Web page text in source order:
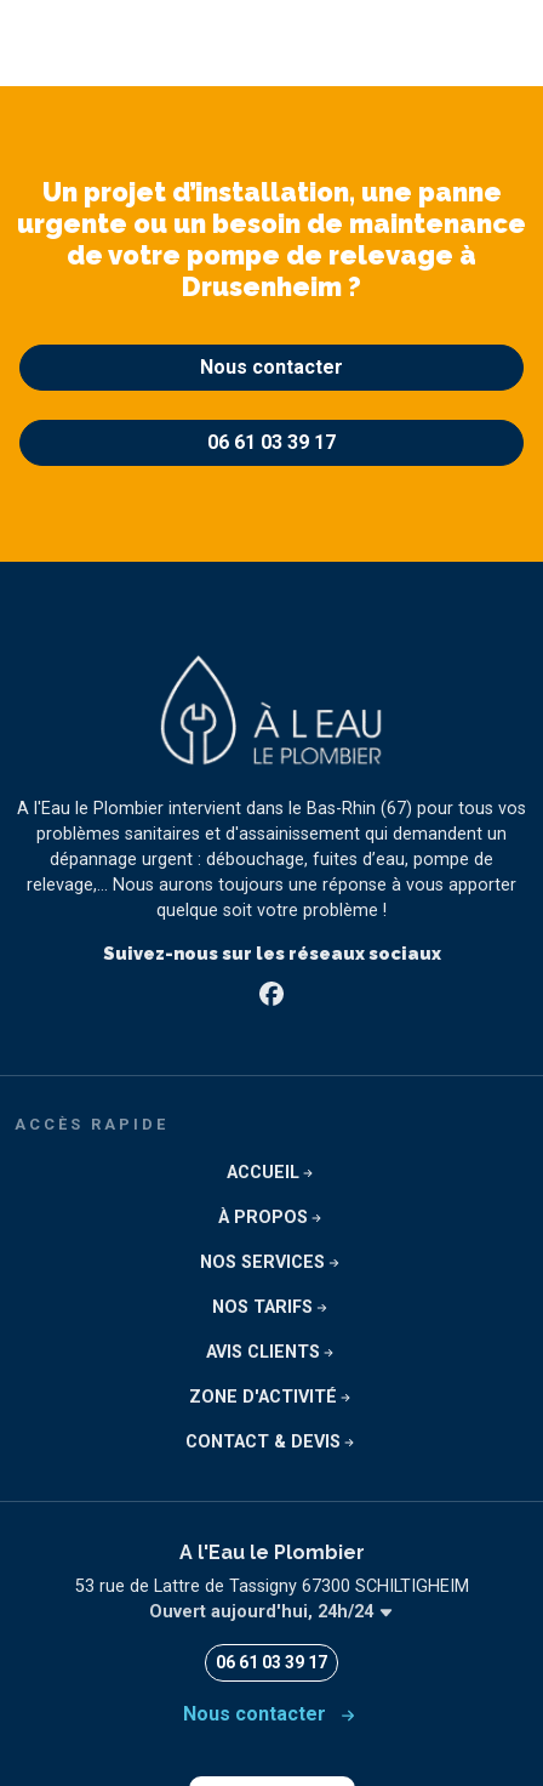
Un projet d’installation, une panne
urgente ou un besoin de maintenance
de votre pompe de relevage à
Drusenheim ?
Nous contacter
06 61 03 39 17
A l'Eau le Plombier intervient dans le Bas-Rhin (67) pour tous vos
problèmes sanitaires et d'assainissement qui demandent un
dépannage urgent : débouchage, fuites d’eau, pompe de
relevage,… Nous aurons toujours une réponse à vous apporter
quelque soit votre problème !
Suivez-nous sur les réseaux sociaux
Facebook
ACCÈS RAPIDE
ACCUEIL
À PROPOS
NOS SERVICES
NOS TARIFS
AVIS CLIENTS
ZONE D'ACTIVITÉ
CONTACT & DEVIS
A l'Eau le Plombier
53 rue de Lattre de Tassigny 67300 SCHILTIGHEIM
Ouvert aujourd'hui, 24h/24
06 61 03 39 17
Nous contacter